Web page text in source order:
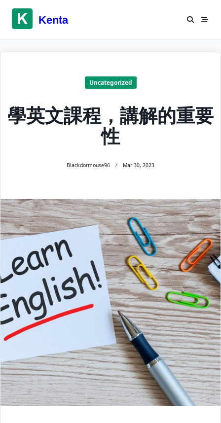
content
Kenta
Uncategorized
學英文課程，講解的重要
性
Blackdormouse96 Mar 30, 2023